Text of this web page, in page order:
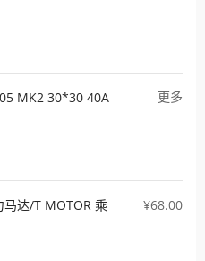
MK2 30*30 40A
更多
马达/T MOTOR 乘
¥68.00